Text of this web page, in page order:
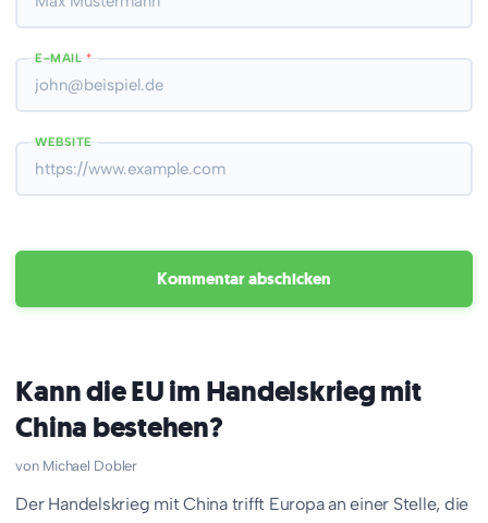
E-MAIL*
WEBSITE
Kann die EU im Handelskrieg mit
China bestehen?
Michael Dobler
Der Handelskrieg mit China trifft Europa an einer Stelle, die